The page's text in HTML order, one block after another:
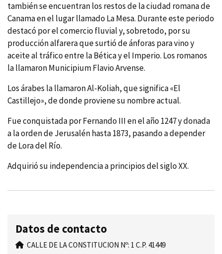
también se encuentran los restos de la ciudad romana de
Canama en el lugar llamado La Mesa. Durante este periodo
destacó por el comercio fluvial y, sobretodo, por su
producción alfarera que surtió de ánforas para vino y
aceite al tráfico entre la Bética y el Imperio. Los romanos
la llamaron Municipium Flavio Arvense.
Los árabes la llamaron Al-Koliah, que significa «El
Castillejo», de donde proviene su nombre actual.
Fue conquistada por Fernando III en el año 1247 y donada
a la orden de Jerusalén hasta 1873, pasando a depender
de Lora del Rí­o.
Adquirió su independencia a principios del siglo XX.
Datos de contacto
CALLE DE LA CONSTITUCION Nº: 1 C.P. 41449